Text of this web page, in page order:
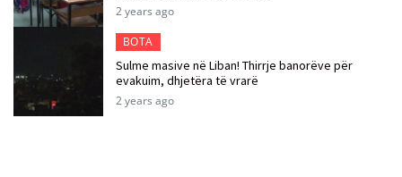
2 years ago
BOTA
Sulme masive në Liban! Thirrje banorëve për
evakuim, dhjetëra të vrarë
2 years ago